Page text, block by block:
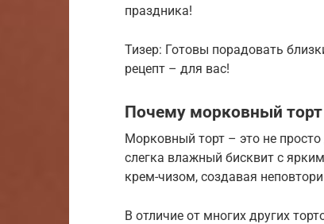
праздника!
Тизер: Готовы порадовать
рецепт – для вас!
Почему морковный
Морковный торт – это не
слегка влажный бисквит с
крем-чизом, создавая
В отличие от многих других